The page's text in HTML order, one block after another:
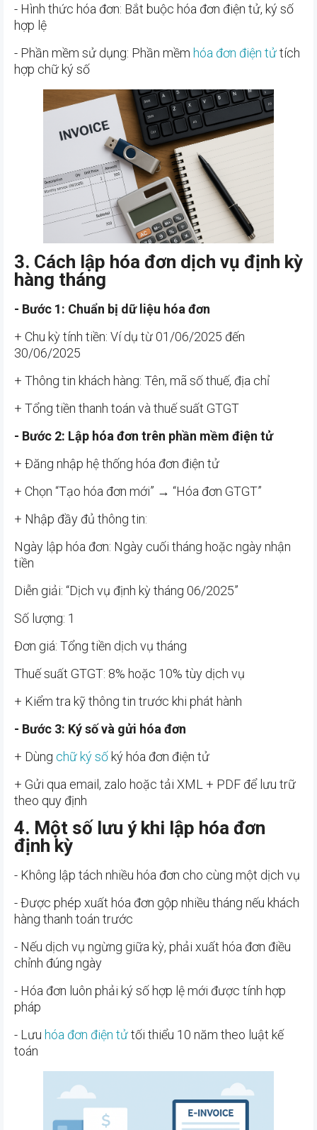
- Hình thức hóa đơn: Bắt buộc hóa đơn điện tử, ký số
hợp lệ
- Phần mềm sử dụng: Phần mềm hóa đơn điện tửtích
hợp chữ ký số
3. Cách lập hóa đơn dịch vụ định kỳ
hàng tháng
- Bước 1: Chuẩn bị dữ liệu hóa đơn
+ Chu kỳ tính tiền: Ví dụ từ 01/06/2025 đến
30/06/2025
+ Thông tin khách hàng: Tên, mã số thuế, địa chỉ
+ Tổng tiền thanh toán và thuế suất GTGT
- Bước 2: Lập hóa đơn trên phần mềm điện tử
+ Đăng nhập hệ thống hóa đơn điện tử
+ Chọn “Tạo hóa đơn mới” → “Hóa đơn GTGT”
+ Nhập đầy đủ thông tin:
Ngày lập hóa đơn: Ngày cuối tháng hoặc ngày nhận
tiền
Diễn giải: “Dịch vụ định kỳ tháng 06/2025”
Số lượng: 1
Đơn giá: Tổng tiền dịch vụ tháng
Thuế suất GTGT: 8% hoặc 10% tùy dịch vụ
+ Kiểm tra kỹ thông tin trước khi phát hành
- Bước 3: Ký số và gửi hóa đơn
+ Dùng chữ ký số ký hóa đơn điện tử
+ Gửi qua email, zalo hoặc tải XML + PDF để lưu trữ
theo quy định
4. Một số lưu ý khi lập hóa đơn
định kỳ
- Không lập tách nhiều hóa đơn cho cùng một dịch vụ
- Được phép xuất hóa đơn gộp nhiều tháng nếu khách
hàng thanh toán trước
- Nếu dịch vụ ngừng giữa kỳ, phải xuất hóa đơn điều
chỉnh đúng ngày
- Hóa đơn luôn phải ký số hợp lệ mới được tính hợp
pháp
- Lưu hóa đơn điện tửtối thiểu 10 năm theo luật kế
toán